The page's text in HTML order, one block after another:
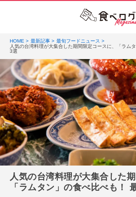
HOME 最新記事
最旬フードニュース
人気の台湾料理が大集合した期間限定コースに、「ラム
3選
人気の台湾料理が大集合した
「ラムタン」の食べ比べも！